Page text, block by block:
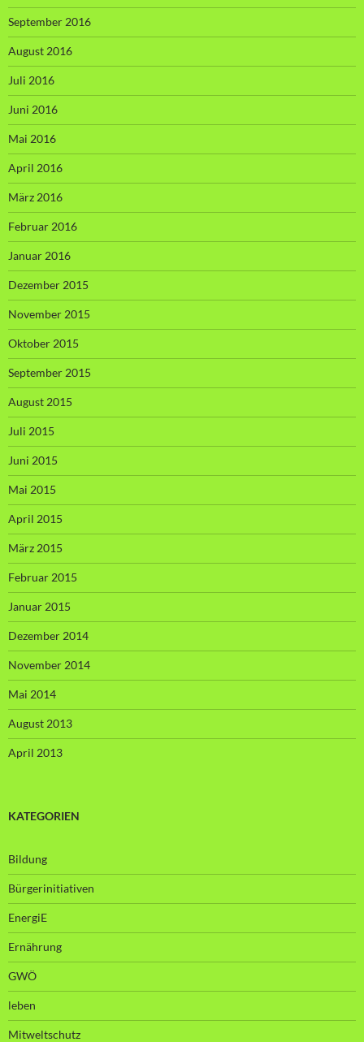
September 2016
August 2016
Juli 2016
Juni 2016
Mai 2016
April 2016
März 2016
Februar 2016
Januar 2016
Dezember 2015
November 2015
Oktober 2015
September 2015
August 2015
Juli 2015
Juni 2015
Mai 2015
April 2015
März 2015
Februar 2015
Januar 2015
Dezember 2014
November 2014
Mai 2014
August 2013
April 2013
KATEGORIEN
Bildung
Bürgerinitiativen
EnergiE
Ernährung
GWÖ
leben
Mitweltschutz